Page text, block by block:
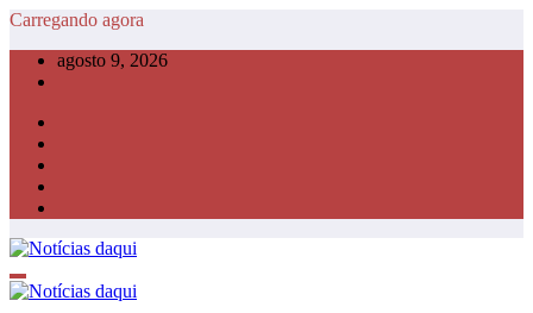
Pular
conteúdo
Carregando agora
agosto 9, 2026